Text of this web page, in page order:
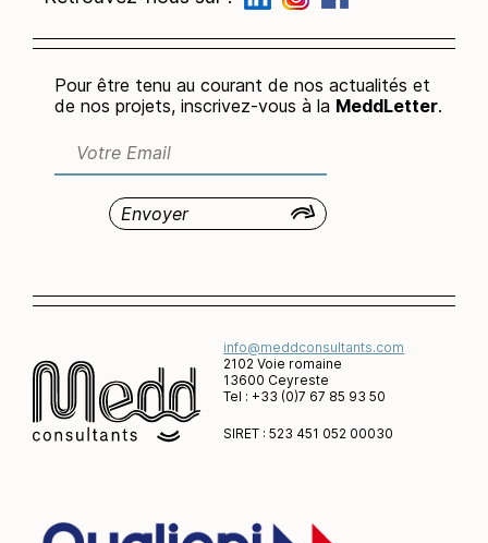
Pour être tenu au courant de nos actualités et
de nos projets, inscrivez-vous à la MeddLetter.
info@meddconsultants.com
2102 Voie romaine
13600 Ceyreste
Tel : +33 (0)7 67 85 93 50
SIRET : 523 451 052 00030